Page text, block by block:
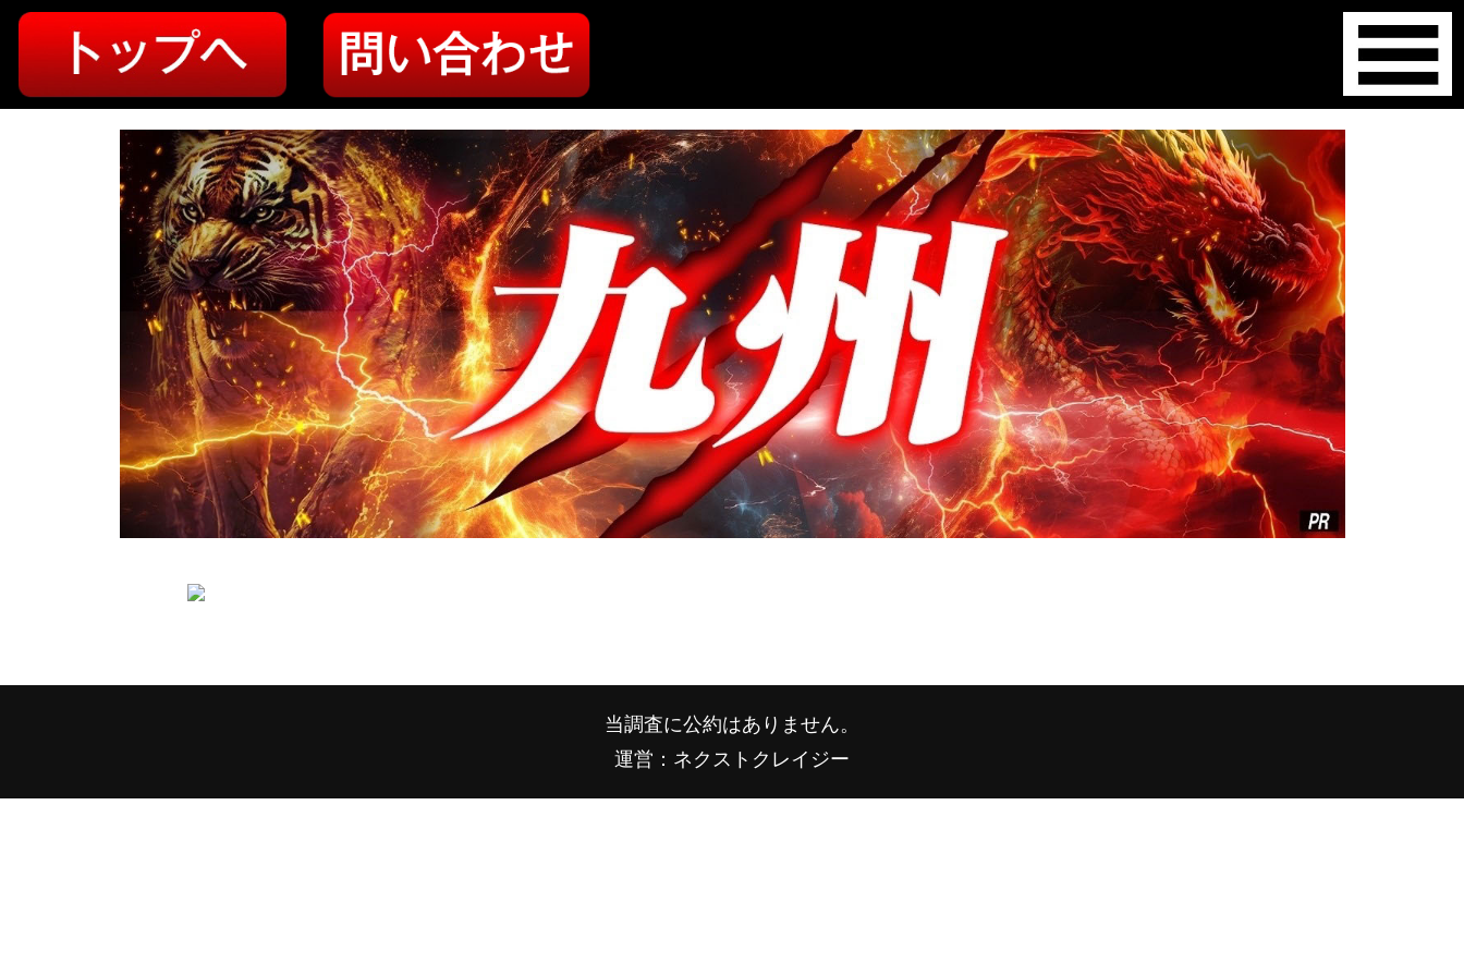
当調査に公約はありません。
運営：ネクストクレイジー